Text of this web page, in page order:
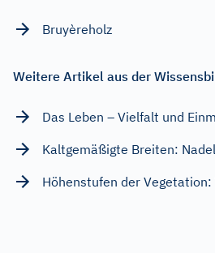
Bruyèreholz
Weitere Artikel aus der
Das Leben – Vielfalt und
Kaltgemäßigte Breiten:
Höhenstufen der Vegetation: